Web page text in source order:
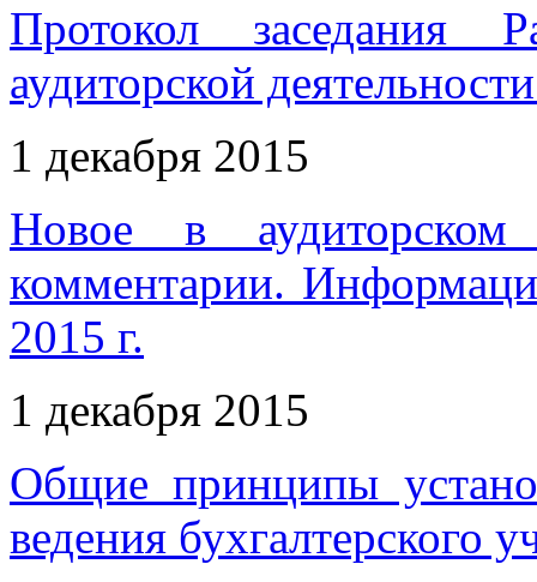
Протокол заседания
аудиторской
1 декабря 2015
Новое в аудиторском
комментарии.
2015 г.
1 декабря 2015
Общие принципы
ведения бухгалтерского